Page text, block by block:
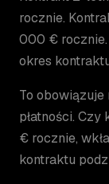
rocznie.
000 € rocznie.
okres
To obowiązuje
płatności.
€ rocznie,
kontraktu